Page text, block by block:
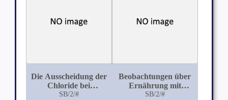
Die Ausscheidung der
Chloride bei
Carcinomatösen
SB/2/#
Beobachtungen über
Ernährung mit
Hühnereiern in Fällen
SB/2/#